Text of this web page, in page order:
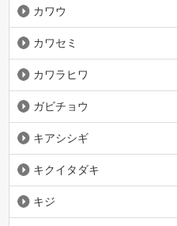
カワウ
カワセミ
カワラヒワ
ガビチョウ
キアシシギ
キクイタダキ
キジ